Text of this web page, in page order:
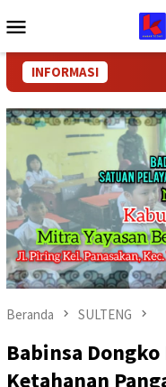
ke
Mobile
INFORMASI
Beranda SULTENG
Babinsa
Ketahanan